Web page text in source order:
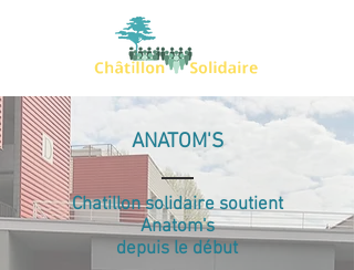
ANATOM'S
Chatillon solidaire soutient
Anatom's
depuis le début